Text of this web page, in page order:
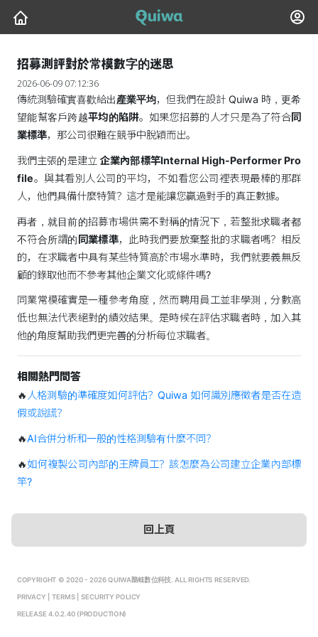
招募測評對於常模數字的迷思
2026-06-09 07:12:36
傳統測驗確實喜歡給出產業平均，但我們在設計 Quiwa 時，更希
望能幫客戶跨越平均的陷阱。如果您招募的人才只是為了符合同
業標準，那公司很難在競爭中脫穎而出。
我們主張的是建立企業內部標竿Internal High-Performer Pro
file。與其看別人公司的平均，不如看您公司裡表現最棒的那群
人，他們具備什麼特質？這才是能讓您贏過對手的真正數據。
再者，就目前的招募市場供需不對稱的情況下，若整批求職者都
不符合所謂的 同業標準，此時我們要放棄整批的求職者嗎？相反
的，在求職者中具有某些特質高於市場水準時，我們就要義無反
顧的錄取他而不參考其他企業文化或條件嗎?
同業常模確實是一種參考角度，然而聘用員工並非學測，分數高
低也無法代表絕對的績效結果。是時候在評估求職者時，加入其
他的角度幫助我們更完善的分析每位求職者。
相關熱門問答
🔥 人格測驗的準確度如何評估？Quiwa 如何識別應徵者是否在造
假或說謊？
🔥AI合併分析和一般的性格測驗有什麼不同？
🔥如何複製公司內部的王牌員工？該怎麼為公司建立企業內部標
竿?
回上頁
COPYRIGHT © 2020 - 2026 QUIWA酷蛙數位科技. ALL RIGHTS RESERVED.
PRIVACY |TERMS|SECURITY POLICY
RELEASE 4.0.2.40 (PRODUCTION)